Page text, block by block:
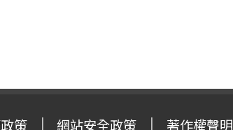
策 網站安全政策 著作權聲明